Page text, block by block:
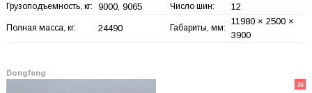
Грузоподъемность, кг: 9000, 9065 Число шин: 12
Полная масса, кг: 24490 Габариты, мм:
11980 × 2500 ×
3900
Dongfeng
35